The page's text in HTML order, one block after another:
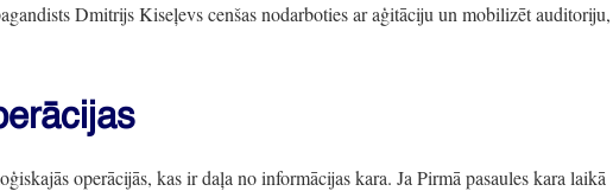
Dmitrijs Kiseļevs cenšas nodarboties ar aģitāciju un mobilizēt auditoriju,
operācijās, kas ir daļa no informācijas kara. Ja Pirmā pasaules kara laikā